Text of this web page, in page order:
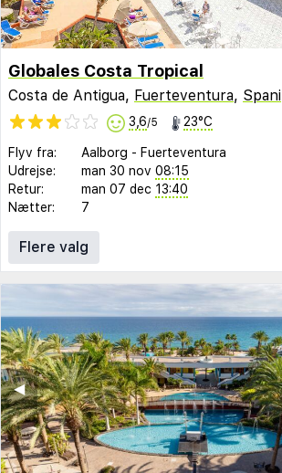
Globales Costa Tropical
Costa de Antigua, Fuerteventura, Spanien
3,6/5 23°C
Flyv fra: Aalborg - Fuerteventura
Udrejse:
man 30 nov 08:15
Retur:
man 07 dec 13:40
Nætter:
7
Flere valg
◀︎